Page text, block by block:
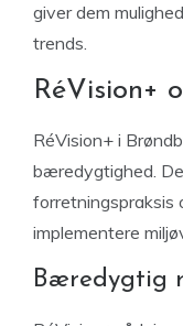
giver dem
trends.
RéVision+
RéVision+ i
bæredygtighed.
forretningspraksis
implementere
Bæredygtig